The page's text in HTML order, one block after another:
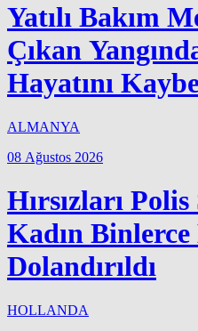
Yatılı Bakım
Çıkan
Hayatını
ALMANYA
08 Ağustos 2026
Hırsızları
Kadın
Dolandırıldı
HOLLANDA